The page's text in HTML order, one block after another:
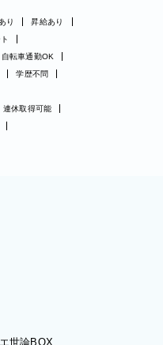
り
昇給あり
自転車通勤OK
学歴不問
連休取得可能
世論BOX